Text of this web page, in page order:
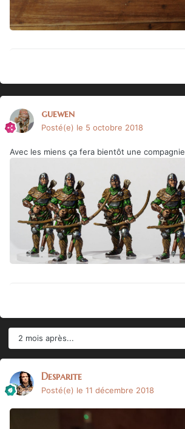
guewen
Posté(e) le 5 octobre 2018
Avec les miens ça fera bientôt une compagnie
2 mois après...
Desparite
Posté(e) le 11 décembre 2018